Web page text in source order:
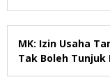
MK: Izin Usaha
Tak Boleh Tunjuk